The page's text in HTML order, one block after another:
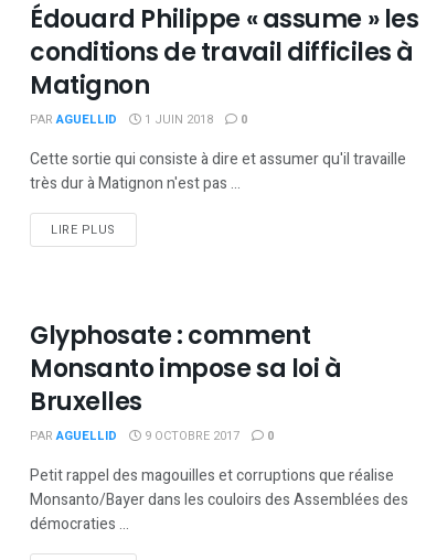
Édouard Philippe « assume » les
conditions de travail difficiles à
Matignon
PAR AGUELLID 1 JUIN 2018 0
Cette sortie qui consiste à dire et assumer qu'il travaille
très dur à Matignon n'est pas ...
LIRE PLUS
Glyphosate : comment
Monsanto impose sa loi à
Bruxelles
PAR AGUELLID 9 OCTOBRE 2017 0
Petit rappel des magouilles et corruptions que réalise
Monsanto/Bayer dans les couloirs des Assemblées des
démocraties ...